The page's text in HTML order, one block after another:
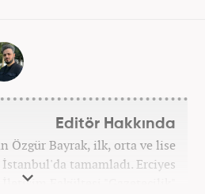
Editör Hakkında
Özgür Bayrak, ilk, orta ve lise
tamamladı. Erciyes
İletişim Fakültesi "Gazetecilik"